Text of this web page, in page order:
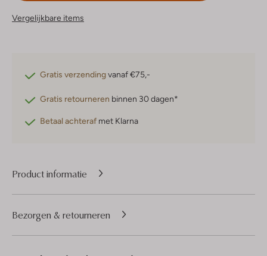
Vergelijkbare items
Gratis verzendingvanaf €75,-
Gratis retourneren binnen 30 dagen*
Betaal achteraf met Klarna
Product informatie
Bezorgen & retourneren